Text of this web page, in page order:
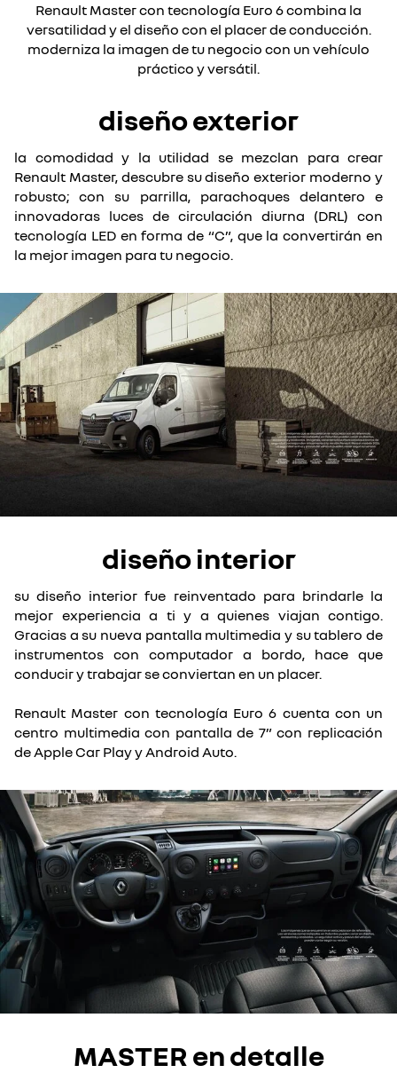
Renault Master con tecnología Euro 6 combina la
versatilidad y el diseño con el placer de conducción.
moderniza la imagen de tu negocio con un vehículo
práctico y versátil.
diseño exterior
la comodidad y la utilidad se mezclan para crear
Renault Master, descubre su diseño exterior moderno y
robusto; con su parrilla, parachoques delantero e
innovadoras luces de circulación diurna (DRL) con
tecnología LED en forma de “C”, que la convertirán en
la mejor imagen para tu negocio.
diseño interior
su diseño interior fue reinventado para brindarle la
mejor experiencia a ti y a quienes viajan contigo.
Gracias a su nueva pantalla multimedia y su tablero de
instrumentos con computador a bordo, hace que
conducir y trabajar se conviertan en un placer.
Renault Master con tecnología Euro 6 cuenta con un
centro multimedia con pantalla de 7” con replicación
de Apple Car Play y Android Auto.
MASTER en detalle